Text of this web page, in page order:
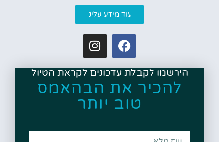
עוד מידע עלינו
הירשמו לקבלת עדכונים לקראת הטיול
להכיר את הבהאמס
טוב יותר